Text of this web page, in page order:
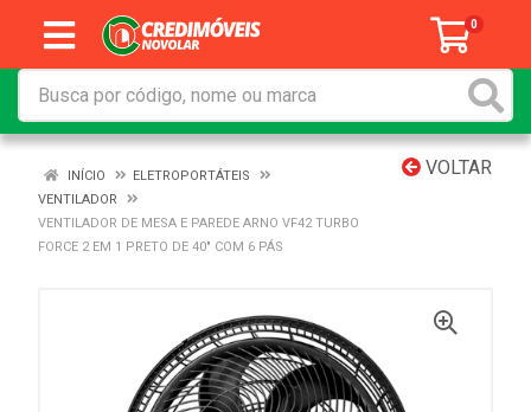
0
VOLTAR
INÍCIO
ELETROPORTÁTEIS
VENTILADOR
VENTILADOR DE MESA E PAREDE ARNO VF42 TURBO
FORCE 2 EM 1 PRETO DE 40" COM 6 PÁS